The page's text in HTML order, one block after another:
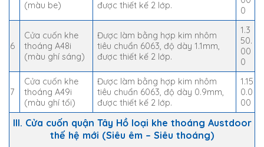
(màu be)
được thiết kế 2 lớp.
0
6
Cửa cuốn khe
thoáng A48i
(màu ghí sáng)
Được làm bằng hợp kim nhôm
tiêu chuẩn 6063, độ dày 1.1mm,
được thiết kế 2 lớp.
1.3
50.
00
0
7
Cửa cuốn khe
thoáng A49i
(màu ghí tối)
Được làm bằng hợp kim nhôm
tiêu chuẩn 6063, độ dày 0.9mm,
được thiết kế 2 lớp.
1.15
0.0
00
III. Cửa cuốn quận Tây Hồ loại khe thoáng Austdoor
thế hệ mới (Siêu êm – Siêu thoáng)